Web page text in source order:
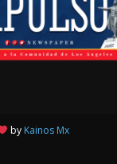
by Kainos Mx